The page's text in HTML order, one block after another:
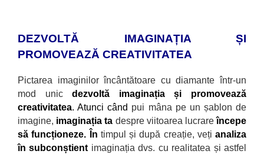
DEZVOLTĂ IMAGINAȚIA ȘI
PROMOVEAZĂ CREATIVITATEA
Pictarea imaginilor încântătoare cu diamanteîntr-un
mod unicdezvoltă imaginația și promovează
creativitatea. Atunci când pui mâna pe un șablon de
imagine, imaginația ta despre viitoarea lucrareîncepe
să funcționeze. În timpul și după creație, veți analiza
în subconștient imaginația dvs. cu realitatea și astfel